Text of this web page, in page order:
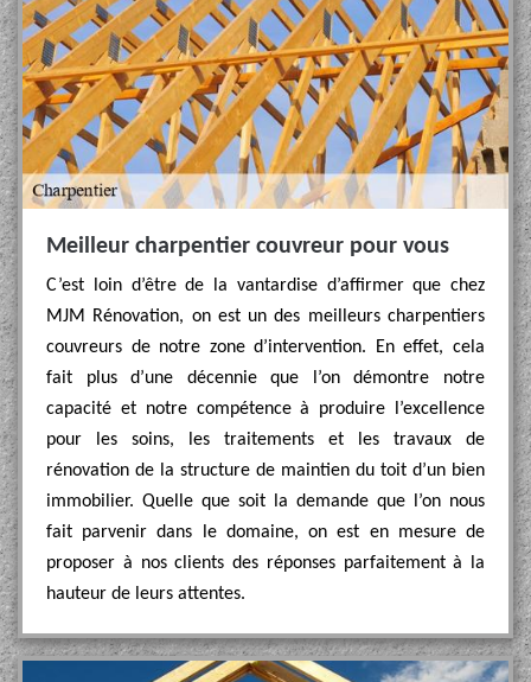
Meilleur charpentier couvreur pour vous
C’est loin d’être de la vantardise d’affirmer que chez
MJM Rénovation, on est un des meilleurs charpentiers
couvreurs de notre zone d’intervention. En effet, cela
fait plus d’une décennie que l’on démontre notre
capacité et notre compétence à produire l’excellence
pour les soins, les traitements et les travaux de
rénovation de la structure de maintien du toit d’un bien
immobilier. Quelle que soit la demande que l’on nous
fait parvenir dans le domaine, on est en mesure de
proposer à nos clients des réponses parfaitement à la
hauteur de leurs attentes.